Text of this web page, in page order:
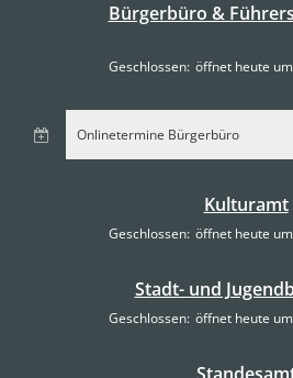
Bürgerbüro &
Klicken, um weitere
Geschlossen: öffnet heute
Onlinetermine Bürgerbüro
Kulturamt
Klicken, um weitere
Geschlossen: öffnet heute
Stadt- und
Klicken, um weitere
Geschlossen: öffnet heute